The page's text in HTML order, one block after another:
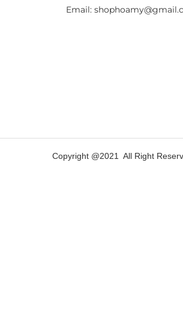
Email:
Copyright @2021 All Right